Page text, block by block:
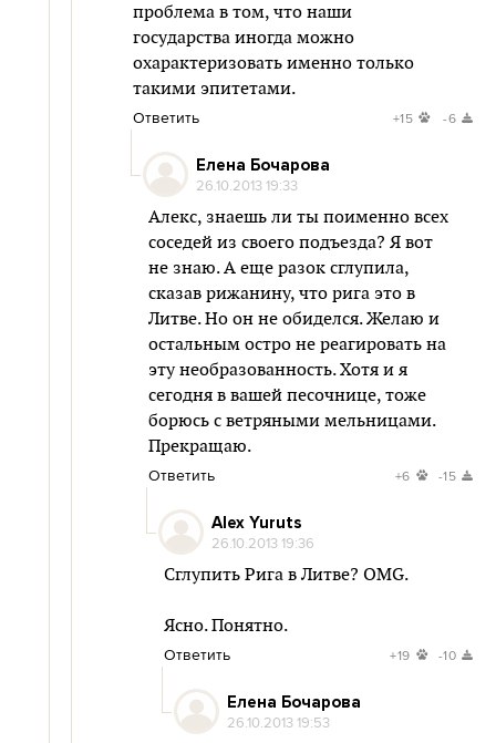
проблема в том, что наши
государства иногда можно
охарактеризовать именно только
такими эпитетами.
Ответить +15 -6
Елена Бочарова
26.10.2013 19:33
Алекс, знаешь ли ты поименно всех
соседей из своего подъезда? Я вот
не знаю. А еще разок сглупила,
сказав рижанину, что рига это в
Литве. Но он не обиделся. Желаю и
остальным остро не реагировать на
эту необразованность. Хотя и я
сегодня в вашей песочнице, тоже
борюсь с ветряными мельницами.
Прекращаю.
Ответить +6 -15
Alex Yuruts
26.10.2013 19:36
Сглупить Рига в Литве? OMG.
Ясно. Понятно.
Ответить +19 -10
Елена Бочарова
26.10.2013 19:53